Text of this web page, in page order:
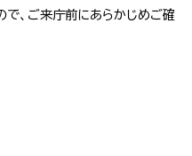
で、ご来庁前にあらかじめご確